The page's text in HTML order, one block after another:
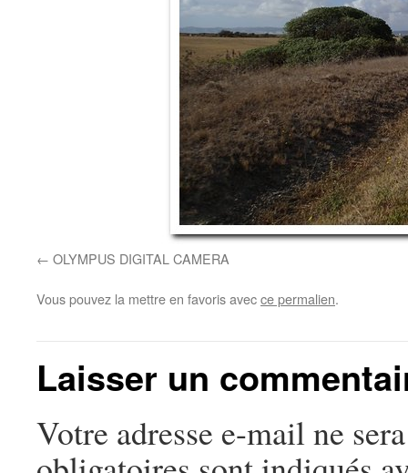
OLYMPUS DIGITAL CAMERA
Vous pouvez la mettre en favoris avecce permalien.
Laisser un
Votre adresse e-mail ne